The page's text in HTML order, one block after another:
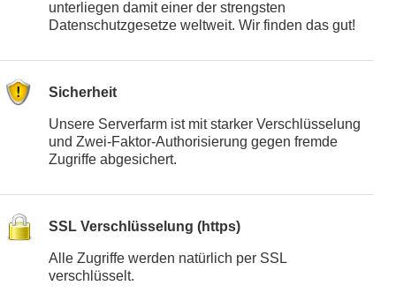
unterliegen damit einer der strengsten
Datenschutzgesetze weltweit. Wir finden das gut!
Sicherheit
Unsere Serverfarm ist mit starker Verschlüsselung
und Zwei-Faktor-Authorisierung gegen fremde
Zugriffe abgesichert.
SSL Verschlüsselung (https)
Alle Zugriffe werden natürlich per SSL
verschlüsselt.